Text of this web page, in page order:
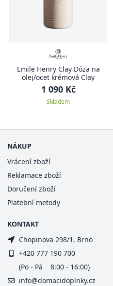
Emile Henry Clay Dóza na
olej/ocet krémová Clay
1 090 Kč
Skladem
NÁKUP
Vrácení zboží
Reklamace zboží
Doručení zboží
Platební metody
KONTAKT
Chopinova 298/1, Brno
+420 777 190 700
(Po - Pá 8:00 - 16:00)
info@domacidoplnky.cz